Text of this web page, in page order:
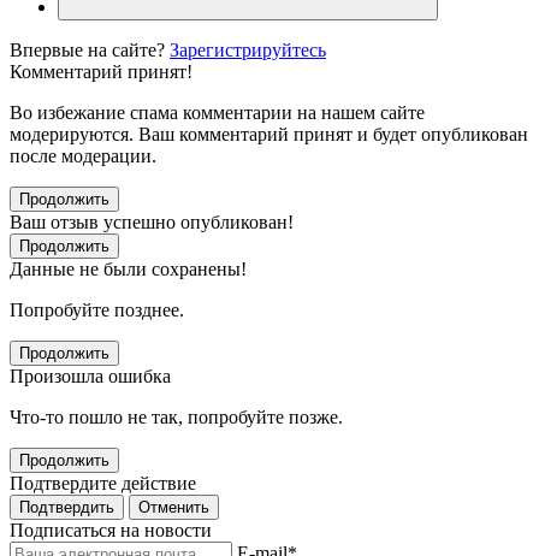
Впервые на сайте? Зарегистрируйтесь
Комментарий принят!
Во избежание спама комментарии на нашем сайте
модерируются. Ваш комментарий принят и будет опубликован
после модерации.
Продолжить
Ваш отзыв успешно опубликован!
Продолжить
Данные не были сохранены!
Попробуйте позднее.
Продолжить
Произошла ошибка
Что-то пошло не так, попробуйте позже.
Продолжить
Подтвердите действие
Подтвердить Отменить
Подписаться на новости